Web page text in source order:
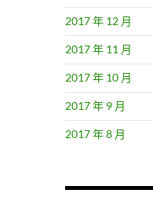
2017 年 12 月
2017 年 11 月
2017 年 10 月
2017 年 9 月
2017 年 8 月